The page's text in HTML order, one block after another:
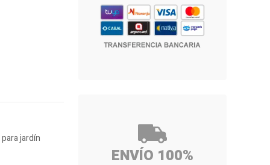
jardín
ENVÍO 100%